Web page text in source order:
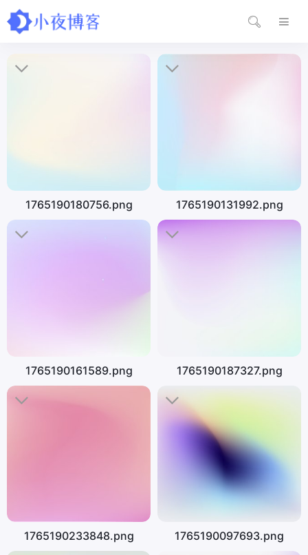
1765190180756.png 1765190131992.png
1765190161589.png 1765190187327.png
1765190233848.png 1765190097693.png